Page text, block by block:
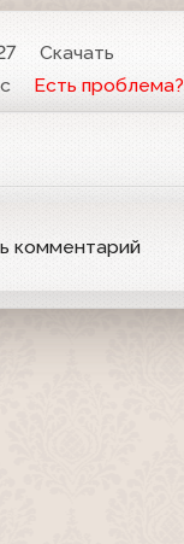
Скачать
Есть проблема?
комментарий